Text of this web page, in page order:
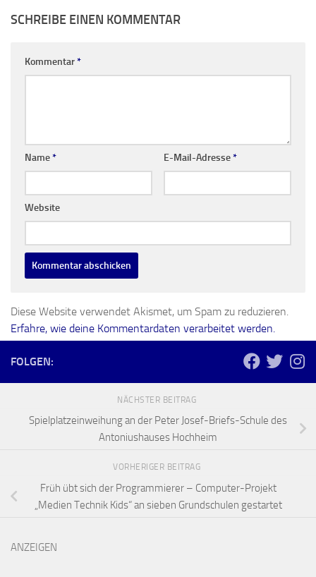
SCHREIBE EINEN KOMMENTAR
Kommentar*
Name* E-Mail-Adresse*
Website
Diese Website verwendet Akismet, um Spam zu reduzieren.
Erfahre, wie deine Kommentardaten verarbeitet werden.
FOLGEN:
NÄCHSTER BEITRAG
Spielplatzeinweihung an der Peter Josef-Briefs-Schule des
Antoniushauses Hochheim
VORHERIGER BEITRAG
Früh übt sich der Programmierer – Computer-Projekt
„Medien Technik Kids“ an sieben Grundschulen gestartet
ANZEIGEN